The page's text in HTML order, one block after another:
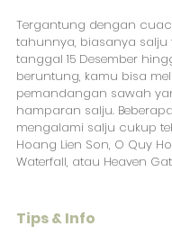
Tergantung dengan
tahunnya, biasanya salju
tanggal 15 Desember
beruntung, kamu bisa
pemandangan sawah
hamparan salju.
mengalami salju cukup
Hoang Lien Son, O Quy
Waterfall, atau Heaven
Tips & Info